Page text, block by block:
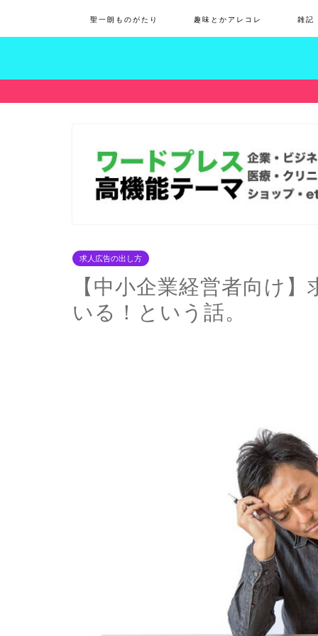
聖一朗ものがたり 趣味とかアレコレ 雑記
求人広告の出し方
【中小企業経営者向け
いる！という話。